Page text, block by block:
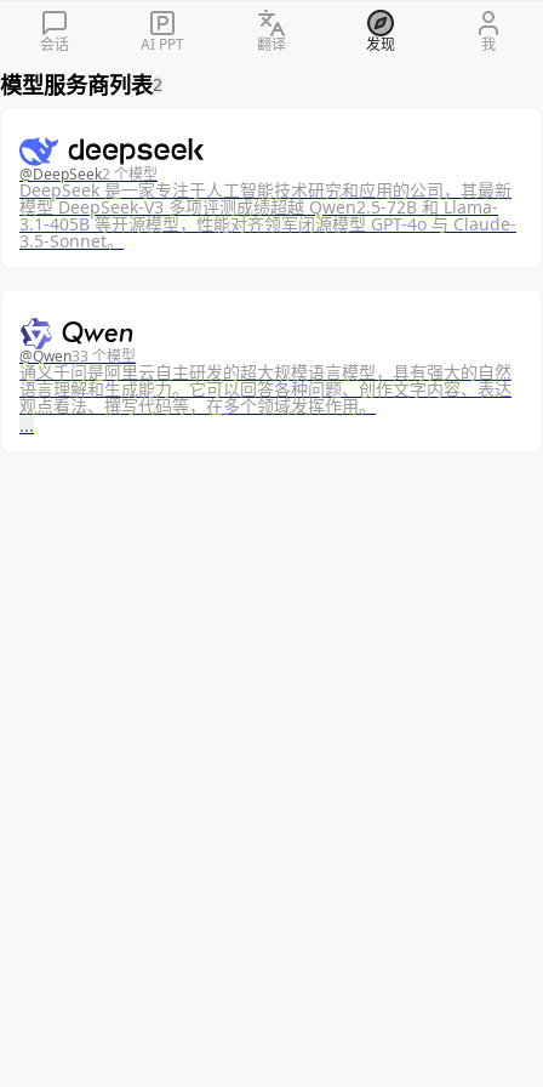
模型服务商列表2
@DeepSeek2 个模型
DeepSeek 是一家专注于人工智能技术研究和应用的公司，其最新
模型 DeepSeek-V3 多项评测成绩超越 Qwen2.5-72B 和 Llama-
3.1-405B 等开源模型，性能对齐领军闭源模型 GPT-4o 与 Claude-
3.5-Sonnet。
@Qwen33 个模型
通义千问是阿里云自主研发的超大规模语言模型，具有强大的自然
语言理解和生成能力。它可以回答各种问题、创作文字内容、表达
观点看法、撰写代码等，在多个领域发挥作用。
...
会话 AI PPT 翻译 发现 我